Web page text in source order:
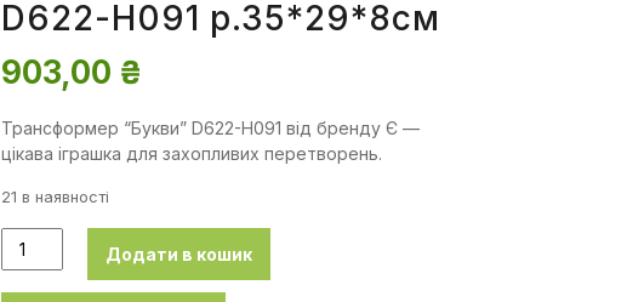
D622-H091 р.35*29*8см
903,00 ₴
Трансформер “Букви” D622-H091 від бренду Є —
цікава іграшка для захопливих перетворень.
21 в наявності
Додати в кошик